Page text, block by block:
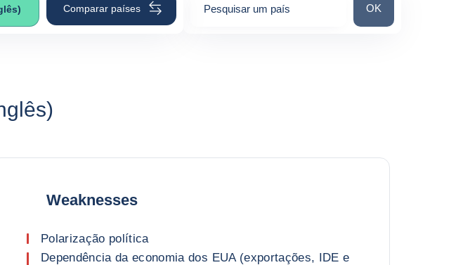
Comparar países Pesquisar um país Pesquisar um país
OK
Weaknesses
Polarização política
Dependência da economia dos EUA (exportações, IDE e